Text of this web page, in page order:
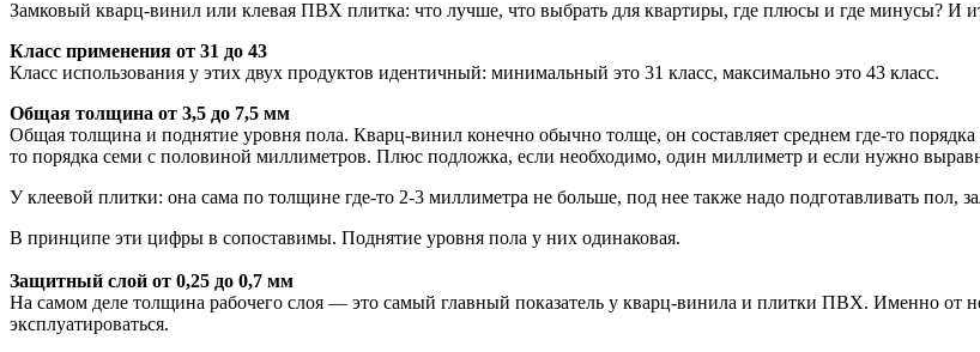
Замковый кварц-винил или клевая ПВХ плитка: что лучше, что выбрать для квартиры, где плюсы и где минусы? И
Класс применения от 31 до 43
Класс использования у этих двух продуктов идентичный: минимальный это 31 класс, максимально это 43 класс.
Общая толщина от 3,5 до 7,5 мм
Общая толщина и поднятие уровня пола. Кварц-винил конечно обычно толще, он составляет среднем где-то
то порядка семи с половиной миллиметров. Плюс подложка, если необходимо, один миллиметр и если нужно
У клеевой плитки: она сама по толщине где-то 2-3 миллиметра не больше, под нее также надо подготавливать пол,
В принципе эти цифры в сопоставимы. Поднятие уровня пола у них одинаковая.
Защитный слой от 0,25 до 0,7 мм
На самом деле толщина рабочего слоя — это самый главный показатель у кварц-винила и плитки ПВХ. Именно от
эксплуатироваться.